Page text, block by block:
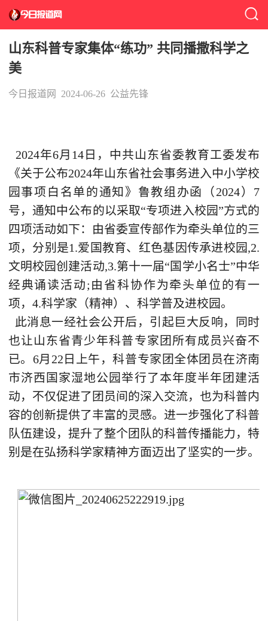
山东科普专家集体“练功” 共同播撒科学之
美
今日报道网 2024-06-26 公益先锋
2024年6月14日，中共山东省委教育工委发布
《关于公布2024年山东省社会事务进入中小学校
园事项白名单的通知》鲁教组办函（2024）7
号，通知中公布的以采取“专项进入校园”方式的
四项活动如下：由省委宣传部作为牵头单位的三
项，分别是1.爱国教育、红色基因传承进校园,2.
文明校园创建活动,3.第十一届“国学小名士”中华
经典诵读活动;由省科协作为牵头单位的有一
项，4.科学家（精神）、科学普及进校园。
此消息一经社会公开后，引起巨大反响，同时
也让山东省青少年科普专家团所有成员兴奋不
已。6月22日上午，科普专家团全体团员在济南
市济西国家湿地公园举行了本年度半年团建活
动，不仅促进了团员间的深入交流，也为科普内
容的创新提供了丰富的灵感。进一步强化了科普
队伍建设，提升了整个团队的科普传播能力，特
别是在弘扬科学家精神方面迈出了坚实的一步。